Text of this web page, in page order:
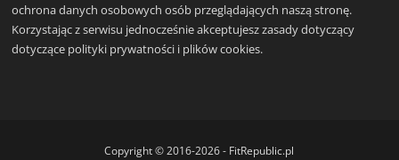
ochrona danych osobowych osób przeglądających naszą stronę.
Korzystając z serwisu jednocześnie akceptujesz zasady dotyczący
dotyczące polityki prywatności i plików cookies.
Copyright © 2016-2026 - FitRepublic.pl